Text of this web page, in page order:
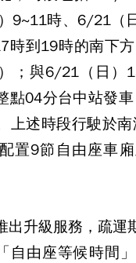
9~11時、6/21（
時到19時的南下
；與6/21（日）
點04分台中站發
上述時段行駛於
置9節自由座車
出升級服務，疏運
自由座等候時間